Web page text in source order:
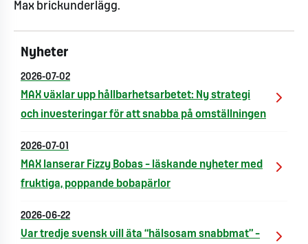
Max brickunderlägg.
Nyheter
2026-07-02
MAX växlar upp hållbarhetsarbetet: Ny strategi
och investeringar för att snabba på omställningen
2026-07-01
MAX lanserar Fizzy Bobas – läskande nyheter med
fruktiga, poppande bobapärlor
2026-06-22
Var tredje svensk vill äta “hälsosam snabbmat” –